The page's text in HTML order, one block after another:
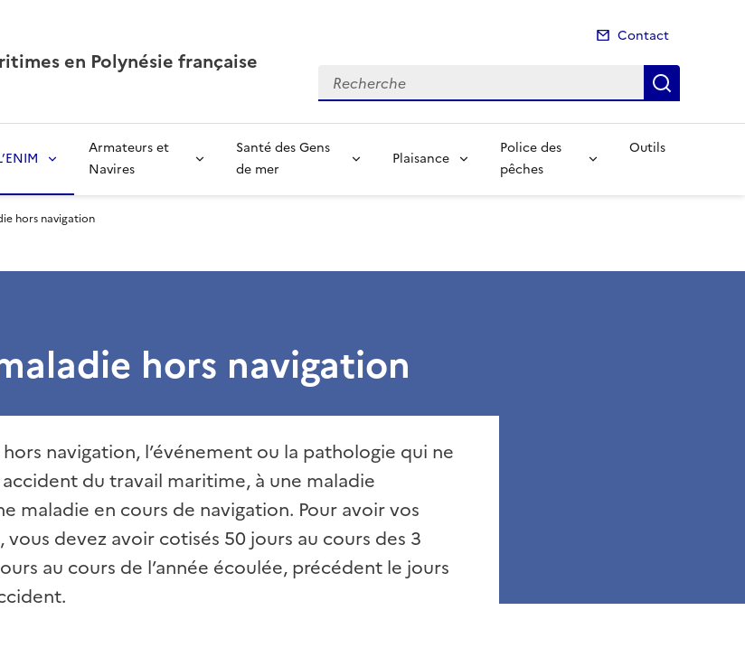
en Polynésie française
Contact
Recherche
Armateurs et
Navires
Santé des Gens
de mer
Plaisance
Police des
pêches
Outils
hors navigation
hors navigation
navigation, l’événement ou la pathologie qui ne
du travail maritime, à une maladie
maladie en cours de navigation. Pour avoir vos
vous devez avoir cotisés 50 jours au cours des 3
au cours de l’année écoulée, précédent le jours